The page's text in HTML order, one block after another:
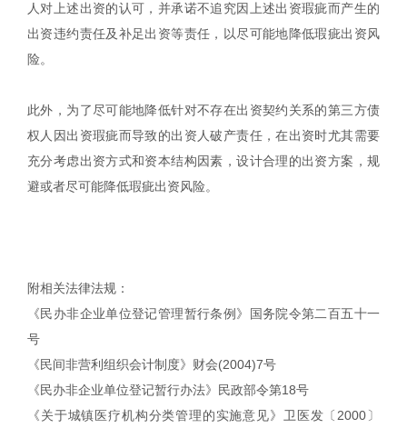
人对上述出资的认可，并承诺不追究因上述出资瑕疵而产生的
出资违约责任及补足出资等责任，以尽可能地降低瑕疵出资风
险。
此外，为了尽可能地降低针对不存在出资契约关系的第三方债
权人因出资瑕疵而导致的出资人破产责任，在出资时尤其需要
充分考虑出资方式和资本结构因素，设计合理的出资方案，规
避或者尽可能降低瑕疵出资风险。
附相关法律法规：
《民办非企业单位登记管理暂行条例》国务院令第二百五十一
号
《民间非营利组织会计制度》财会(2004)7号
《民办非企业单位登记暂行办法》民政部令第18号
《关于城镇医疗机构分类管理的实施意见》卫医发〔2000〕